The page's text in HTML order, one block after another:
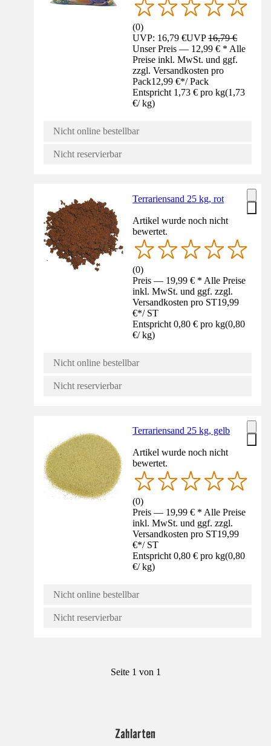
(0)
UVP: 16,79 €UVP16,79 €
Unser Preis — 12,99 € * Alle
Preise inkl. MwSt. und ggf.
zzgl. Versandkosten pro
Pack12,99 €*/ Pack
Entspricht 1,73 € pro kg(1,73
€/ kg)
Nicht online bestellbar
Nicht reservierbar
Terrariensand 25 kg, rot
Artikel wurde noch nicht
bewertet.
(0)
Preis — 19,99 € * Alle Preise
inkl. MwSt. und ggf. zzgl.
Versandkosten pro ST19,99
€*/ ST
Entspricht 0,80 € pro kg(0,80
€/ kg)
Nicht online bestellbar
Nicht reservierbar
Terrariensand 25 kg, gelb
Artikel wurde noch nicht
bewertet.
(0)
Preis — 19,99 € * Alle Preise
inkl. MwSt. und ggf. zzgl.
Versandkosten pro ST19,99
€*/ ST
Entspricht 0,80 € pro kg(0,80
€/ kg)
Nicht online bestellbar
Nicht reservierbar
Seite 1 von 1
Zahlarten